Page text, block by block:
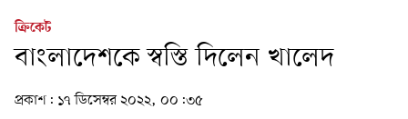
ক্রিকেট
বাংলাদেশকে স্বস্তি দিলেন খালেদ
প্রকাশ: ১৭ ডিসেম্বর ২০২২, ০০:৩৫